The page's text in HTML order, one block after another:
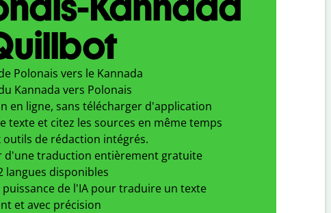
Polonais vers le Kannada
Kannada vers Polonais
en ligne, sans télécharger d'application
texte et citez les sources en même temps
outils de rédaction intégrés.
d'une traduction entièrement gratuite
langues disponibles
puissance de l'IA pour traduire un texte
et avec précision